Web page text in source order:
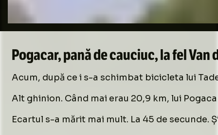
Pogacar, pană de cauciuc, la fel
Acum, după ce i s-a schimbat bicicleta lui
Alt ghinion. Când mai erau 20,9 km, lui
Ecartul s-a mărit mai mult. La 45 de secunde.